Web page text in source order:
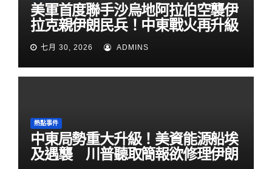
美軍首度聯手沙烏地阿拉伯空襲伊
拉克親伊朗民兵！中東戰火再升級
七月 30, 2026 ADMINS
熱點事件
中東局勢重大升級！美資能源船埃
及遇襲 川普聽取簡報欲修理伊朗